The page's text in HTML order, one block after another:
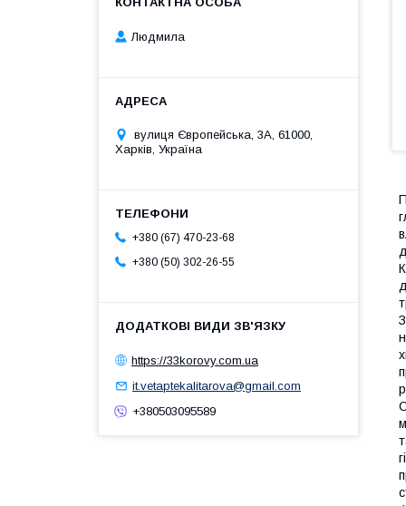
Людмила
вулиця Європейська, 3А, 61000,
Харків, Україна
+380 (67) 470-23-68
+380 (50) 302-26-55
https://33korovy.com.ua
it.vetaptekalitarova@gmail.com
+380503095589